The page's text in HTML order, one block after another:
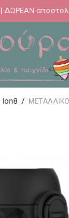
| ΔΩΡΕΑΝ
Ion8 / ΜΕΤΑΛΛΙΚΟ